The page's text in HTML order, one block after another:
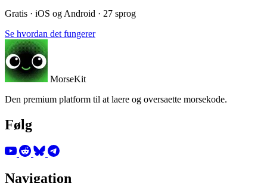
Gratis · iOS og Android · 27 sprog
Se hvordan det fungerer
MorseKit
Den premium platform til at laere og oversaette morsekode.
Følg
Navigation